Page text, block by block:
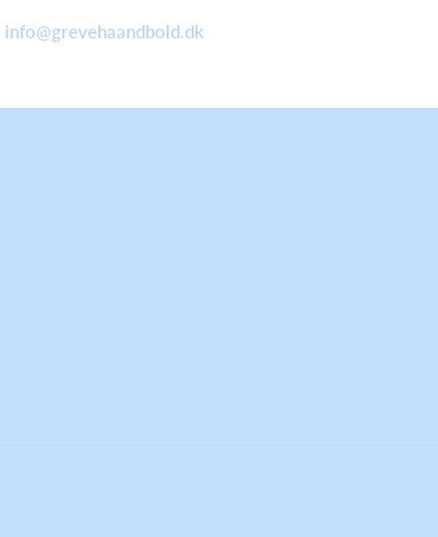
info@grevehaandbold.dk